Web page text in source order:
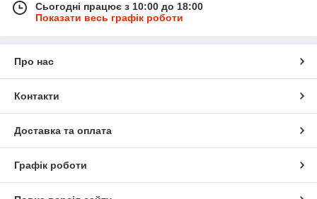
Сьогодні працює з 10:00 до 18:00
Показати весь графік роботи
Про нас
Контакти
Доставка та оплата
Графік роботи